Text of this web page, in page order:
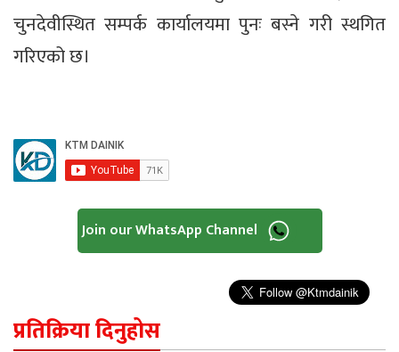
चुनदेवीस्थित सम्पर्क कार्यालयमा पुनः बस्ने गरी स्थगित
गरिएको छ।
Join our WhatsApp Channel
प्रतिक्रिया दिनुहोस